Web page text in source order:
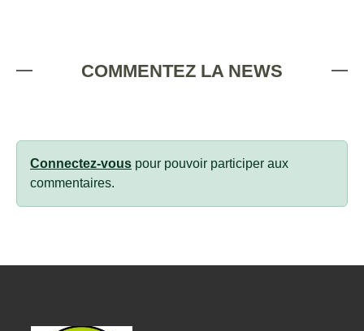
COMMENTEZ LA NEWS
Connectez-vous pour pouvoir participer aux
commentaires.